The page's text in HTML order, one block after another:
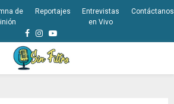
de
Reportajes
Entrevistas
en Vivo
Contáctanos
Facebook
Instagram
Youtube